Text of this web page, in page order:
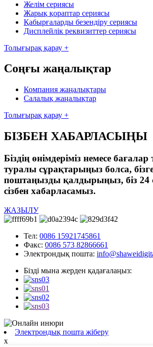
Желім сериясы
Жарық қораптар сериясы
Қабырғаларды безендіру сериясы
Дисплейлік реквизиттер сериясы
Толығырақ қарау +
Соңғы жаңалықтар
Компания жаңалықтары
Салалық жаңалықтар
Толығырақ қарау +
БІЗБЕН ХАБАРЛАСЫҢЫ
Біздің өнімдеріміз немесе бағалар
туралы сұрақтарыңыз болса,
поштаңызды қалдырыңыз, біз 24
сізбен хабарласамыз.
ЖАЗЫЛУ
Тел: 0086 15921745861
Факс: 0086 573 82866661
Электрондық пошта:
Бізді мына жерден қадағалаңыз:
Электрондық пошта жіберу
x